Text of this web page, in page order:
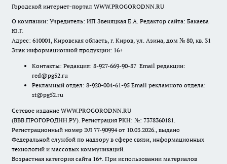
Городской интернет-портал WWW.PROGORODNN.RU
О компании: Учредитель: ИП Звеняцкая Е.А. Редактор сайта: Бакаева
Ю.Г.
Адрес: 610001, Кировская область, г. Киров, ул. Азина, дом № 80, кв. 31
Знак информационной продукции: 16+
Контакты: Редакция: 8-927-669-90-87 Email редакции:
red@pg52.ru
Рекламный отдел: 8-920-004-61-95 Email рекламного отдела:
st@pg52.ru
Сетевое издание WWW.PROGORODNN.RU
(ВВВ.ПРОГОРОДНН.РУ). Регистрация РКН: №: 7378360181.
Регистрационный номер ЭЛ 77-90994 от 10.03.2026., выдано
Федеральной службой по надзору в сфере связи, информационных
технологий и массовых коммуникаций.
Возрастная категория сайта 16+. При использовании материалов